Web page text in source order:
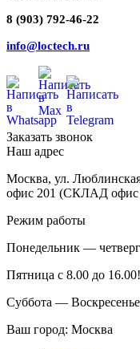
8 (903) 792-46-22
info@loctech.ru
Заказать звонок
Наш адрес
Москва, ул.
офис 201 (СКЛАД офис
Режим работы
Понедельник —
Пятница с 8.00 до 16.00!
Суббота —
Ваш город: Москва